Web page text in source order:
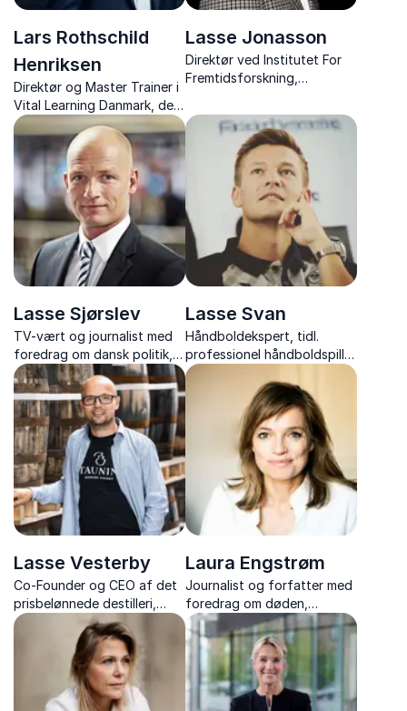
Lars Rothschild
Henriksen
Direktør og Master Trainer i
Vital Learning Danmark, der
holder foredrag om
produktivitet, klare
prioriteringer og stærk
kommunikation.
Lasse Jonasson
Direktør ved Institutet For
Fremtidsforskning,
forfatter med foredrag om
fremtidens trends, strategi,
innovation og risikostyring.
Lasse Sjørslev
TV-vært og journalist med
foredrag om dansk politik,
journalistik og livet midt i
breaking news.
Lasse Svan
Håndboldekspert, tidl.
professionel håndboldspiller
og mentaltræner deler
ærlige og underholdende
indblik fra sit liv på og uden
for banen.
Lasse Vesterby
Co-Founder og CEO af det
prisbelønnede destilleri,
Stauning Whisky, med
historien om iværksætteri,
værdibaseret ledelse og
storytelling
Laura Engstrøm
Journalist og forfatter med
foredrag om døden,
nærdødsoplevelser og den
kærlighed, der binder livet
og døden sammen.